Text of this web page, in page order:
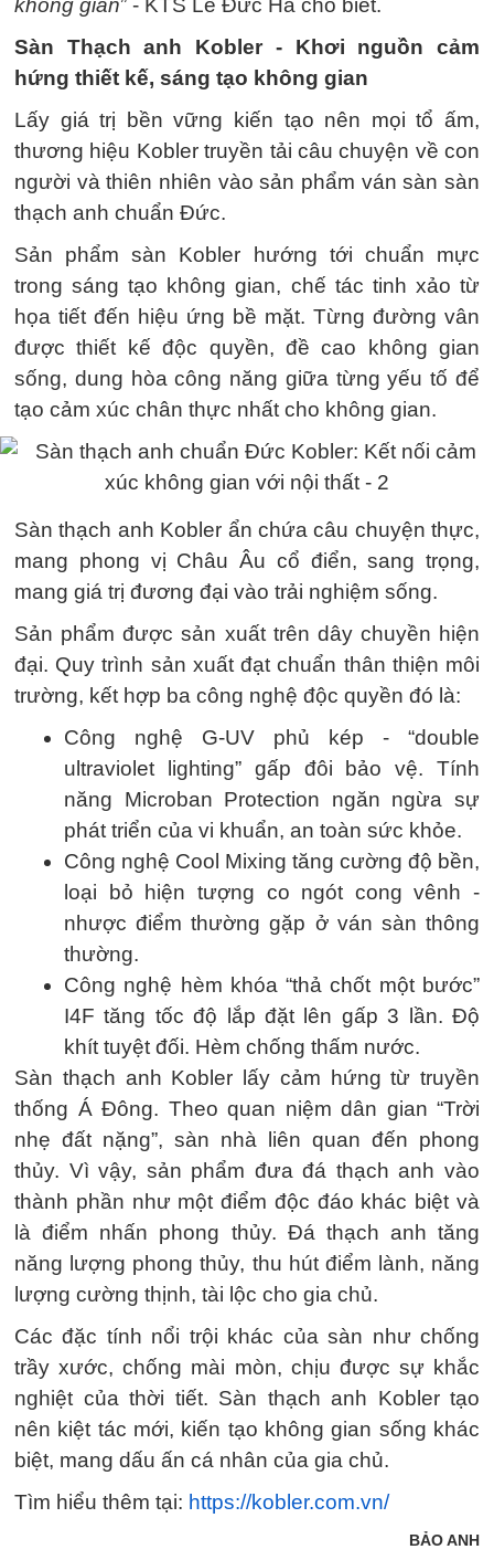
không gian” - KTS Lê Đức Hà cho biết.
Sàn Thạch anh Kobler - Khơi nguồn cảm
hứng thiết kế, sáng tạo không gian
Lấy giá trị bền vững kiến tạo nên mọi tổ ấm,
thương hiệu Kobler truyền tải câu chuyện về con
người và thiên nhiên vào sản phẩm ván sàn sàn
thạch anh chuẩn Đức.
Sản phẩm sàn Kobler hướng tới chuẩn mực
trong sáng tạo không gian, chế tác tinh xảo từ
họa tiết đến hiệu ứng bề mặt. Từng đường vân
được thiết kế độc quyền, đề cao không gian
sống, dung hòa công năng giữa từng yếu tố để
tạo cảm xúc chân thực nhất cho không gian.
Sàn thạch anh Kobler ẩn chứa câu chuyện thực,
mang phong vị Châu Âu cổ điển, sang trọng,
mang giá trị đương đại vào trải nghiệm sống.
Sản phẩm được sản xuất trên dây chuyền hiện
đại. Quy trình sản xuất đạt chuẩn thân thiện môi
trường, kết hợp ba công nghệ độc quyền đó là:
Công nghệ G-UV phủ kép - “double
ultraviolet lighting” gấp đôi bảo vệ. Tính
năng Microban Protection ngăn ngừa sự
phát triển của vi khuẩn, an toàn sức khỏe.
Công nghệ Cool Mixing tăng cường độ bền,
loại bỏ hiện tượng co ngót cong vênh -
nhược điểm thường gặp ở ván sàn thông
thường.
Công nghệ hèm khóa “thả chốt một bước”
I4F tăng tốc độ lắp đặt lên gấp 3 lần. Độ
khít tuyệt đối. Hèm chống thấm nước.
Sàn thạch anh Kobler lấy cảm hứng từ truyền
thống Á Đông. Theo quan niệm dân gian “Trời
nhẹ đất nặng”, sàn nhà liên quan đến phong
thủy. Vì vậy, sản phẩm đưa đá thạch anh vào
thành phần như một điểm độc đáo khác biệt và
là điểm nhấn phong thủy. Đá thạch anh tăng
năng lượng phong thủy, thu hút điểm lành, năng
lượng cường thịnh, tài lộc cho gia chủ.
Các đặc tính nổi trội khác của sàn như chống
trầy xước, chống mài mòn, chịu được sự khắc
nghiệt của thời tiết. Sàn thạch anh Kobler tạo
nên kiệt tác mới, kiến tạo không gian sống khác
biệt, mang dấu ấn cá nhân của gia chủ.
Tìm hiểu thêm tại: https://kobler.com.vn/
BẢO ANH